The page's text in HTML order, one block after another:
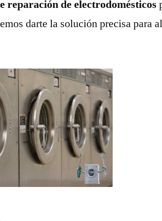
reparación de electrodomésticos
darte la solución precisa para